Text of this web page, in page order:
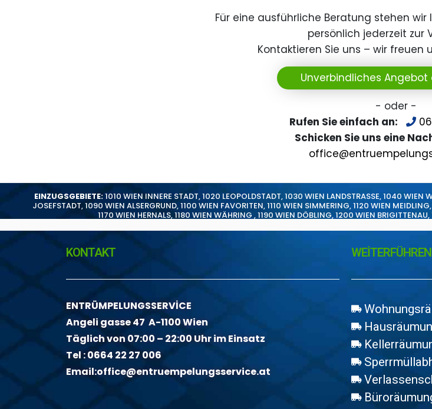
Für eine ausführliche Beratung stehen
persönlich jederzeit zur
Kontaktieren Sie uns – wir freuen
Unverbindliches Angebot
- oder -
Rufen Sie einfach an:
Schicken Sie uns eine
EINZUGSGEBIETE:1010 WIEN INNERE STADT,1020 LEOPOLDSTADT,1030 WIEN LANDSTRASSE,1040 WIEN
JOSEFSTADT,1090 WIEN ALSERGRUND,1100 WIEN FAVORITEN,1110 WIEN SIMMERING,1120 WIEN MEIDLING,
1170 WIEN HERNALS,1180 WIEN WÄHRING ,1190 WIEN DÖBLING,1200 WIEN BRIGITTENAU,
KONTAKT
ENTRÜMPELUNGSSERVİCE
Angeli gasse 47 A-1100 Wien
Täglich von 07:00 – 22:00 Uhr im Einsatz
Tel :0664 22 27 006
Email:office@entruempelungsservice.at